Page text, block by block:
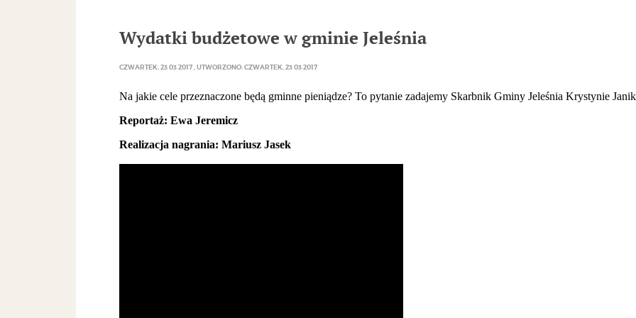
Wydatki budżetowe w gminie Jeleśnia
CZWARTEK, 23 03 2017 UTWORZONO: CZWARTEK, 23 03 2017
Na jakie cele przeznaczone będą gminne pieniądze? To pytanie zadajemy Skarbnik Gminy Jeleśnia Krystynie
Reportaż: Ewa Jeremicz
Realizacja nagrania: Mariusz Jasek